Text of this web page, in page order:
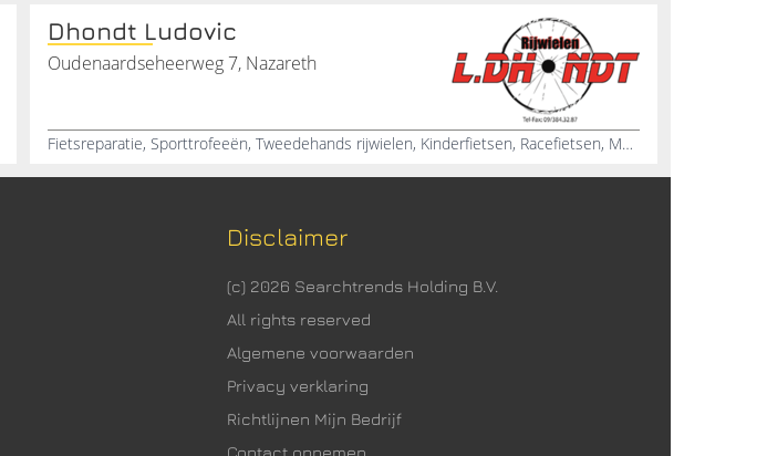
Dhondt Ludovic
Oudenaardseheerweg 7, Nazareth
Fietsreparatie, Sporttrofeeën, Tweedehands rijwielen, Kinderfietsen, Racefietsen, Mountainbikes, Accessoires, Thompson, Bianchi, Merida
Disclaimer
(c) 2026 Searchtrends Holding B.V.
All rights reserved
Algemene voorwaarden
Privacy verklaring
Richtlijnen Mijn Bedrijf
Contact opnemen